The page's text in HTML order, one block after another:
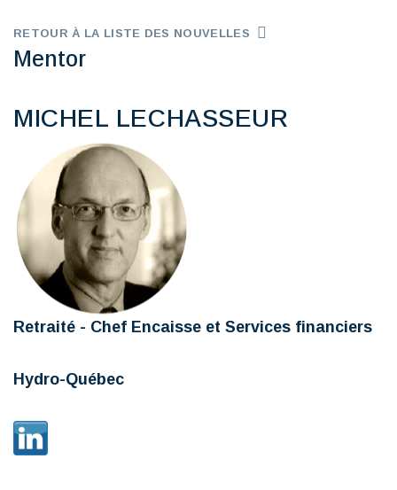
RETOUR À LA LISTE DES NOUVELLES
Mentor
MICHEL LECHASSEUR
Retraité - Chef Encaisse et Services financiers
Hydro-Québec